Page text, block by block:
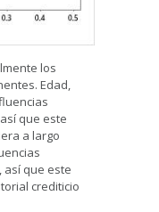
los
Edad,
que este
a largo
así que este
crediticio